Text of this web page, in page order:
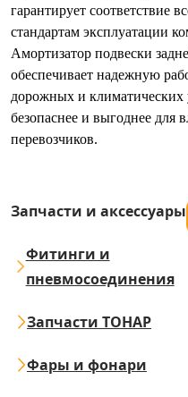
гарантирует соответствие
стандартам эксплуатации
Амортизатор подвески
обеспечивает надежную
дорожных и климатических
безопаснее и выгоднее для
перевозчиков.
Запчасти и аксессуары
Фитинги и
пневмосоединения
Запчасти ТОНАР
Фары и фонари